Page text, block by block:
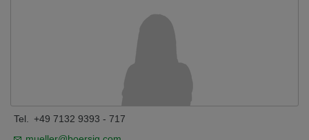
Tel.
+49 7132 9393 - 717